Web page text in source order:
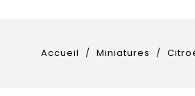
Accueil Miniatures